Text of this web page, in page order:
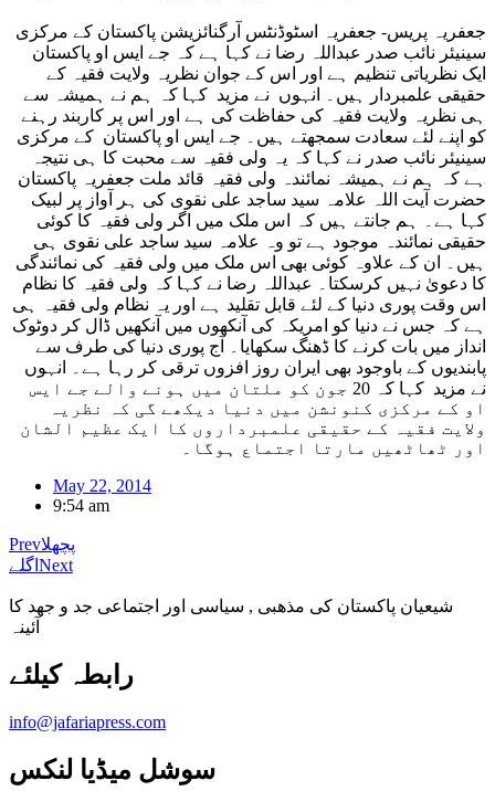
جعفریہ پریس- جعفریہ اسٹوڈنٹس آرگنائزیشن پاکستان کے مرکزی
سینیئر نائب صدر عبداللہ رضا نے کہا ہے کہ جے ایس او پاکستان
ایک نظریاتی تنظیم ہے اور اس کے جوان نظریہ ولایت فقیہ کے
حقیقی علمبردار ہیں۔ انہوں نے مزید کہا کہ ہم نے ہمیشہ سے
ہی نظریہ ولایت فقیہ کی حفاظت کی ہے اور اس پر کاربند رہنے
کو اپنے لئے سعادت سمجھتے ہیں۔ جے ایس او پاکستان کے مرکزی
سینیئر نائب صدر نے کہا کہ یہ ولی فقیہ سے محبت کا ہی نتیجہ
ہے کہ ہم نے ہمیشہ نمائندہ ولی فقیہ قائد ملت جعفریہ پاکستان
حضرت آیت اللہ علامہ سید ساجد علی نقوی کی ہر آواز پر لبیک
کہا ہے۔ ہم جانتے ہیں کہ اس ملک میں اگر ولی فقیہ کا کوئی
حقیقی نمائندہ موجود ہے تو وہ علامہ سید ساجد علی نقوی ہی
ہیں۔ ان کے علاوہ کوئی بھی اس ملک میں ولی فقیہ کی نمائندگی
کا دعویٰ نہیں کرسکتا۔ عبداللہ رضا نے کہا کہ ولی فقیہ کا نظام
اس وقت پوری دنیا کے لئے قابل تقلید ہے اور یہ نظام ولی فقیہ ہی
ہے کہ جس نے دنیا کو امریکہ کی آنکھوں میں آنکھیں ڈال کر دوٹوک
انداز میں بات کرنے کا ڈھنگ سکھایا۔ آج پوری دنیا کی طرف سے
پابندیوں کے باوجود بھی ایران روز افزوں ترقی کر رہا ہے۔ انہوں
نے مزید کہا کہ 20 جون کو ملتان میں ہونے والے جے ایس
او کے مرکزی کنونشن میں دنیا دیکھے گی کہ نظریہ
ولایت فقیہ کے حقیقی علمبرداروں کا ایک عظیم الشان
اور ٹھاٹھیں مارتا اجتماع ہوگا۔
May 22, 2014
9:54 am
Prevپچھلا
اگلے Next
شیعیان پاکستان کی مذهبی , سیاسی اور اجتماعی جد و جهد کا
آئینہ
info@jafariapress.com​
سوشل میڈیا لنکس